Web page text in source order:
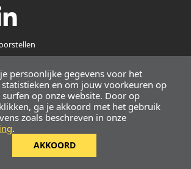
Travel Academy
d’Esope 6
La-Neuve
83 55 31
persoonlijke gegevens voor het
en om jouw voorkeuren op
op onze website. Door op
klikken, ga je akkoord met het gebruik
zoals beschreven in onze
.
AKKOORD